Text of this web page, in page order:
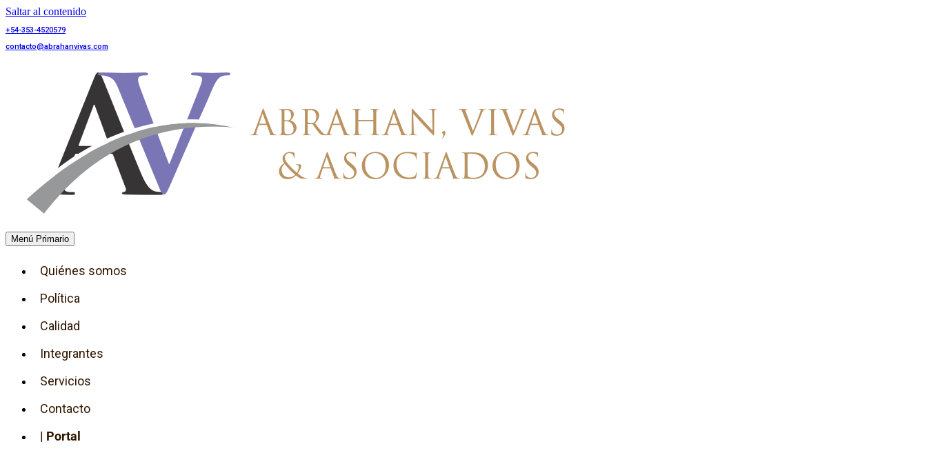
Saltar al contenido
+54-353-4520579
contacto@abrahanvivas.com
Menú Primario
Quiénes somos
Política
Calidad
Integrantes
Servicios
Contacto
| Portal